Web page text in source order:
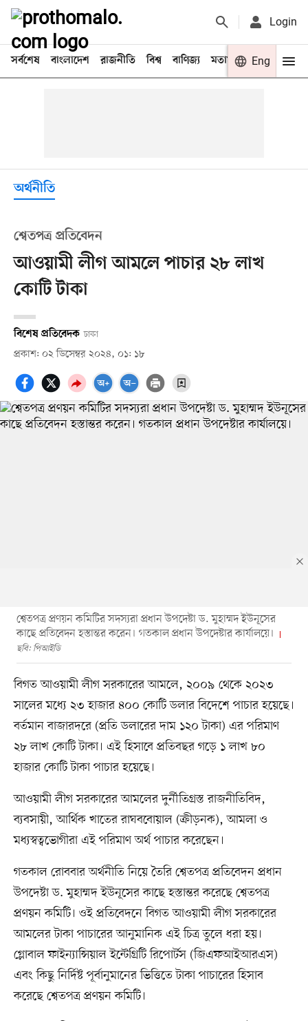
Login
সর্বশেষ বাংলাদেশ রাজনীতি বিশ্ব বাণিজ্য মতামত খেলা
Eng
অর্থনীতি
শ্বেতপত্র প্রতিবেদন
আওয়ামী লীগ আমলে পাচার ২৮ লাখ
কোটি টাকা
বিশেষ প্রতিবেদক ঢাকা
প্রকাশ: ০২ ডিসেম্বর ২০২৪, ০১: ১৮
শ্বেতপত্র প্রণয়ন কমিটির সদস্যরা প্রধান উপদেষ্টা ড. মুহাম্মদ ইউনূসের
কাছে প্রতিবেদন হস্তান্তর করেন। গতকাল প্রধান উপদেষ্টার কার্যালয়ে।
ছবি: পিআইডি
বিগত আওয়ামী লীগ সরকারের আমলে, ২০০৯ থেকে ২০২৩
সালের মধ্যে ২৩ হাজার ৪০০ কোটি ডলার বিদেশে পাচার হয়েছে।
বর্তমান বাজারদরে (প্রতি ডলারের দাম ১২০ টাকা) এর পরিমাণ
২৮ লাখ কোটি টাকা। এই হিসাবে প্রতিবছর গড়ে ১ লাখ ৮০
হাজার কোটি টাকা পাচার হয়েছে।
আওয়ামী লীগ সরকারের আমলের দুর্নীতিগ্রস্ত রাজনীতিবিদ,
ব্যবসায়ী, আর্থিক খাতের রাঘববোয়াল (ক্রীড়নক), আমলা ও
মধ্যস্বত্বভোগীরা এই পরিমাণ অর্থ পাচার করেছেন।
গতকাল রোববার অর্থনীতি নিয়ে তৈরি শ্বেতপত্র প্রতিবেদন প্রধান
উপদেষ্টা ড. মুহাম্মদ ইউনূসের কাছে হস্তান্তর করেছে শ্বেতপত্র
প্রণয়ন কমিটি। ওই প্রতিবেদনে বিগত আওয়ামী লীগ সরকারের
আমলের টাকা পাচারের আনুমানিক এই চিত্র তুলে ধরা হয়।
গ্লোবাল ফাইন্যান্সিয়াল ইন্টেগ্রিটি রিপোর্টস (জিএফআইআরএস)
এবং কিছু নির্দিষ্ট পূর্বানুমানের ভিত্তিতে টাকা পাচারের হিসাব
করেছে শ্বেতপত্র প্রণয়ন কমিটি।